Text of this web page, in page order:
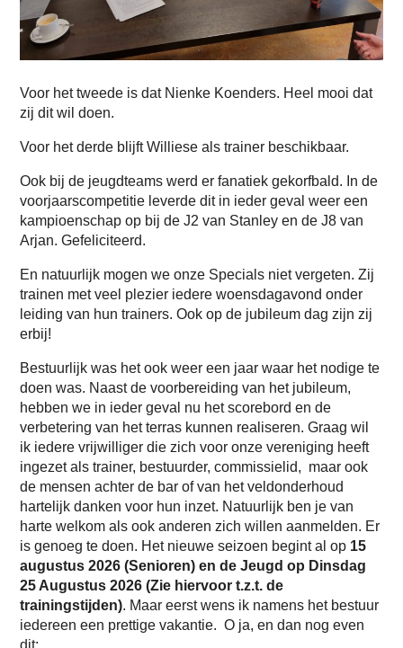
Voor het tweede is dat Nienke Koenders. Heel mooi dat
zij dit wil doen.
Voor het derde blijft Williese als trainer beschikbaar.
Ook bij de jeugdteams werd er fanatiek gekorfbald. In de
voorjaarscompetitie leverde dit in ieder geval weer een
kampioenschap op bij de J2 van Stanley en de J8 van
Arjan. Gefeliciteerd.
En natuurlijk mogen we onze Specials niet vergeten. Zij
trainen met veel plezier iedere woensdagavond onder
leiding van hun trainers. Ook op de jubileum dag zijn zij
erbij!
Bestuurlijk was het ook weer een jaar waar het nodige te
doen was. Naast de voorbereiding van het jubileum,
hebben we in ieder geval nu het scorebord en de
verbetering van het terras kunnen realiseren. Graag wil
ik iedere vrijwilliger die zich voor onze vereniging heeft
ingezet als trainer, bestuurder, commissielid, maar ook
de mensen achter de bar of van het veldonderhoud
hartelijk danken voor hun inzet. Natuurlijk ben je van
harte welkom als ook anderen zich willen aanmelden. Er
is genoeg te doen. Het nieuwe seizoen begint al op 15
augustus 2026 (Senioren) en de Jeugd op Dinsdag
25 Augustus 2026 (Zie hiervoor t.z.t. de
trainingstijden). Maar eerst wens ik namens het bestuur
iedereen een prettige vakantie. O ja, en dan nog even